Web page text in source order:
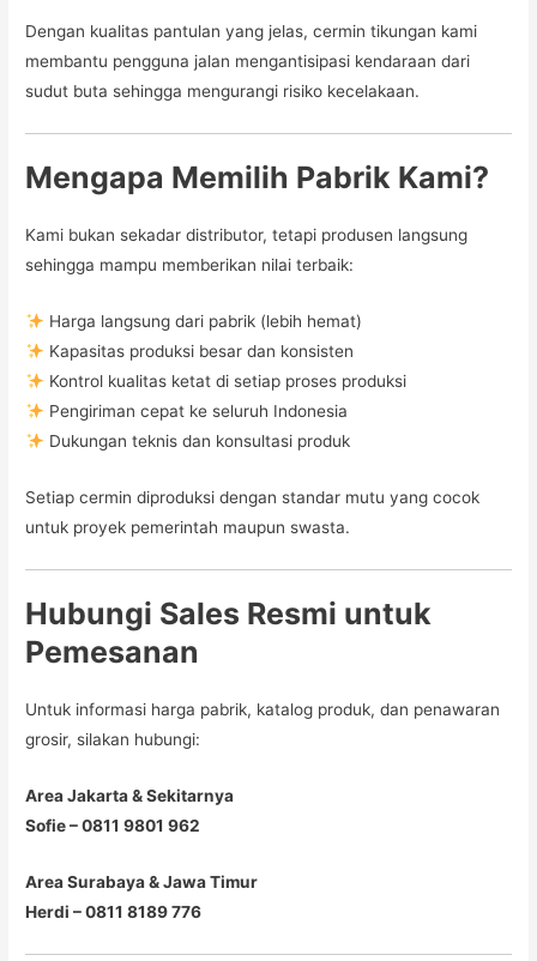
Dengan kualitas pantulan yang jelas, cermin tikungan kami
membantu pengguna jalan mengantisipasi kendaraan dari
sudut buta sehingga mengurangi risiko kecelakaan.
Mengapa Memilih Pabrik Kami?
Kami bukan sekadar distributor, tetapi produsen langsung
sehingga mampu memberikan nilai terbaik:
Harga langsung dari pabrik (lebih hemat)
Kapasitas produksi besar dan konsisten
Kontrol kualitas ketat di setiap proses produksi
Pengiriman cepat ke seluruh Indonesia
Dukungan teknis dan konsultasi produk
Setiap cermin diproduksi dengan standar mutu yang cocok
untuk proyek pemerintah maupun swasta.
Hubungi Sales Resmi untuk
Pemesanan
Untuk informasi harga pabrik, katalog produk, dan penawaran
grosir, silakan hubungi:
Area Jakarta & Sekitarnya
Sofie – 0811 9801 962
Area Surabaya & Jawa Timur
Herdi – 0811 8189 776